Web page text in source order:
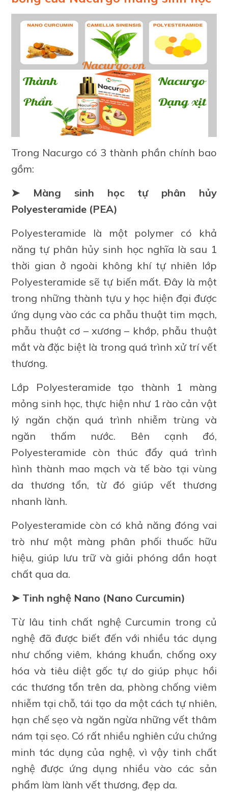
Trong Nacurgo có 3 thành phần chính bao
gồm:
➤ Màng sinh học tự phân hủy
Polyesteramide (PEA)
Polyesteramide là một polymer có khả
năng tự phân hủy sinh học nghĩa là sau 1
thời gian ở ngoài không khí tự nhiên lớp
Polyesteramide sẽ tự biến mất. Đây là một
trong những thành tựu y học hiện đại được
ứng dụng vào các ca phẫu thuật tim mạch,
phẫu thuật cơ – xương – khớp, phẫu thuật
mắt và đặc biệt là trong quá trình xử trí vết
thương.
Lớp Polyesteramide tạo thành 1 màng
mỏng sinh học, thực hiện như 1 rào cản vật
lý ngăn chặn quá trình nhiễm trùng và
ngăn thấm nước. Bên cạnh đó,
Polyesteramide còn thúc đẩy quá trình
hình thành mao mạch và tế bào tại vùng
da thương tổn, từ đó giúp vết thương
nhanh lành.
Polyesteramide còn có khả năng đóng vai
trò như một màng phân phối thuốc hữu
hiệu, giúp lưu trữ và giải phóng dần hoạt
chất qua da.
➤ Tinh nghệ Nano (Nano Curcumin)
Từ lâu tinh chất nghệ Curcumin trong củ
nghệ đã được biết đến với nhiều tác dụng
như chống viêm, kháng khuẩn, chống oxy
hóa và tiêu diệt gốc tự do giúp phục hồi
các thương tổn trên da, phòng chống viêm
nhiễm tại chỗ, tái tạo da một cách tự nhiên,
hạn chế sẹo và ngăn ngừa những vết thâm
nám tại sẹo. Có rất nhiều nghiên cứu chứng
minh tác dụng của nghệ, vì vậy tinh chất
nghệ được ứng dụng nhiều vào các sản
phẩm làm lành vết thương, đẹp da.